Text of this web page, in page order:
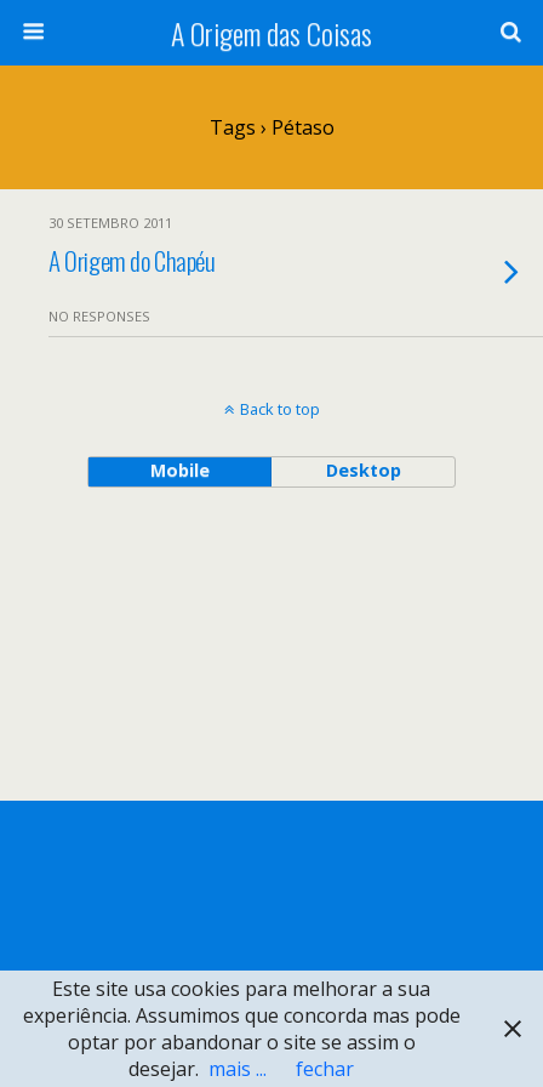
A Origem das Coisas
Tags › Pétaso
30 SETEMBRO 2011
A Origem do Chapéu
NO RESPONSES
Back to top
Mobile Desktop
Este site usa cookies para melhorar a sua
experiência. Assumimos que concorda mas pode
optar por abandonar o site se assim o
desejar. mais ... fechar